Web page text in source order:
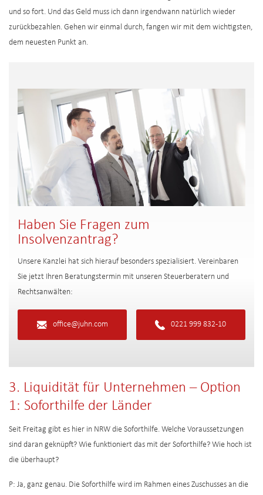
und so fort. Und das Geld muss ich dann irgendwann natürlich wieder
zurückbezahlen. Gehen wir einmal durch, fangen wir mit dem wichtigsten,
dem neuesten Punkt an.
Haben Sie Fragen zum
Insolvenzantrag?
Unsere Kanzlei hat sich hierauf besonders spezialisiert. Vereinbaren
Sie jetzt Ihren Beratungstermin mit unseren Steuerberatern und
Rechtsanwälten:
office@juhn.com 0221 999 832-10
3. Liquidität für Unternehmen – Option
1: Soforthilfe der Länder
Seit Freitag gibt es hier in NRW die Soforthilfe. Welche Voraussetzungen
sind daran geknüpft? Wie funktioniert das mit der Soforthilfe? Wie hoch ist
die überhaupt?
P: Ja, ganz genau. Die Soforthilfe wird im Rahmen eines Zuschusses an die